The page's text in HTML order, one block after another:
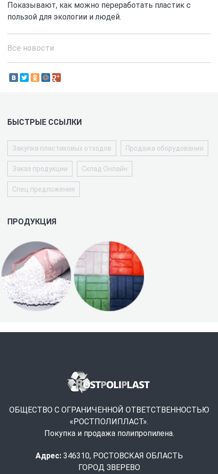
Показывают, как можно переработать пластик с
пользой для экологии и людей.
Все новости
БЫСТРЫЕ ССЫЛКИ
Закупка пластиковых отходов Продажа оборудования
Заказ продукции Склад Онлайн
Спец.предложения
ПРОДУКЦИЯ
ОБЩЕСТВО С ОГРАНИЧЕННОЙ ОТВЕТСТВЕННОСТЬЮ
«РОСТПОЛИПЛАСТ».
Покупка и продажа полипропилена.
Адрес: 346310, РОСТОВСКАЯ ОБЛАСТЬ
ГОРОД ЗВЕРЕВО